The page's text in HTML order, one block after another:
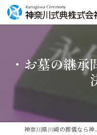
・お墓の継
神奈川県川崎の葬儀なら神奈川式典株式会社